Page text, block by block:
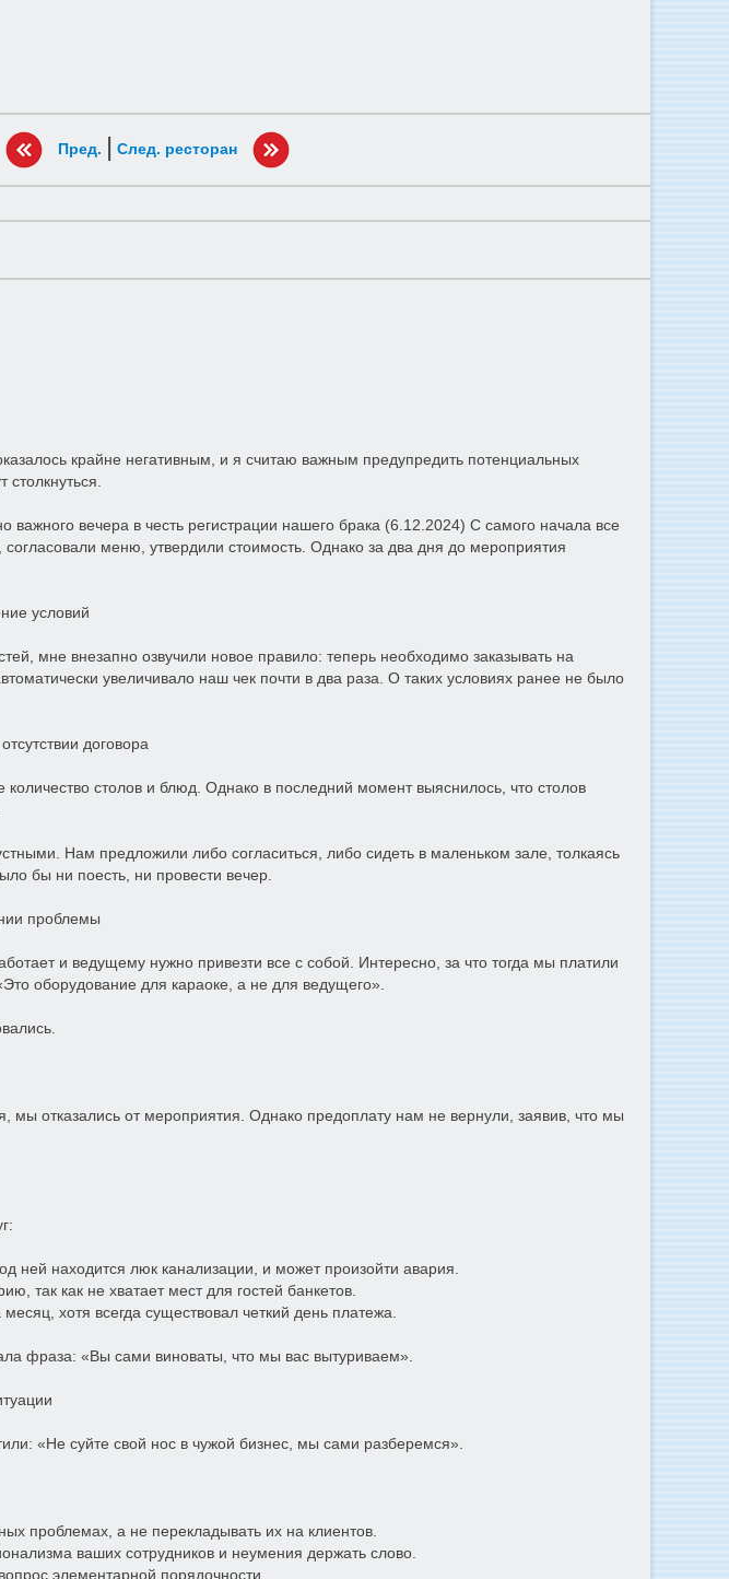
Пред. | След. ресторан
крайне негативным, и я считаю важным предупредить потенциальных
вечера в честь регистрации нашего брака (6.12.2024) С самого начала все
меню, утвердили стоимость. Однако за два дня до мероприятия
условий
мне внезапно озвучили новое правило: теперь необходимо заказывать на
увеличивало наш чек почти в два раза. О таких условиях ранее не было
договора
столов и блюд. Однако в последний момент выяснилось, что столов
Нам предложили либо согласиться, либо сидеть в маленьком зале, толкаясь
бы ни поесть, ни провести вечер.
проблемы
и ведущему нужно привезти все с собой. Интересно, за что тогда мы платили
оборудование для караоке, а не для ведущего».
мы отказались от мероприятия. Однако предоплату нам не вернули, заявив, что мы
ней находится люк канализации, и может произойти авария.
так как не хватает мест для гостей банкетов.
хотя всегда существовал четкий день платежа.
фраза: «Вы сами виноваты, что мы вас вытуриваем».
«Не суйте свой нос в чужой бизнес, мы сами разберемся».
проблемах, а не перекладывать их на клиентов.
ваших сотрудников и неумения держать слово.
элементарной порядочности.